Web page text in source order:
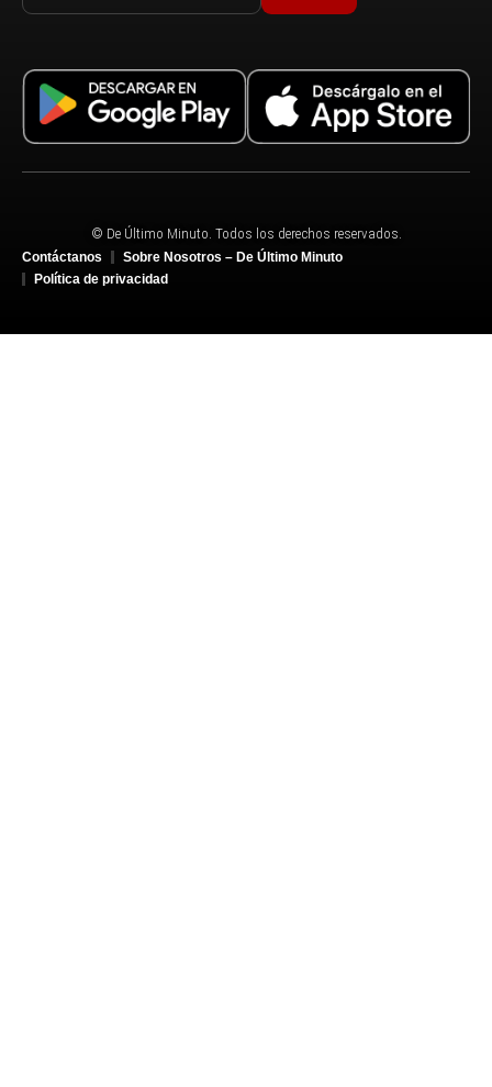
© De Último Minuto. Todos los derechos reservados.
Contáctanos
Sobre Nosotros – De Último Minuto
Política de privacidad